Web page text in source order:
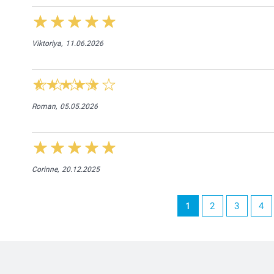
Viktoriya, 11.06.2026
Roman, 05.05.2026
Corinne, 20.12.2025
1 2 3 4